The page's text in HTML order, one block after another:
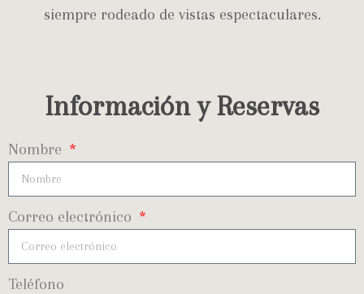
siempre rodeado de vistas espectaculares.
Información y Reservas
Nombre
Correo electrónico
Teléfono